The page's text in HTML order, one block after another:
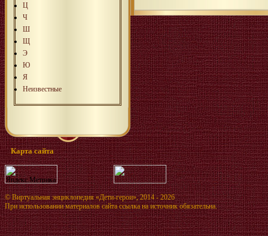
Ц
Ч
Ш
Щ
Э
Ю
Я
Неизвестные
Карта сайта
©Виртуальная энциклопедия «Дети-герои», 2014 - 2026
При использовании материалов сайта ссылка на источник обязательна.